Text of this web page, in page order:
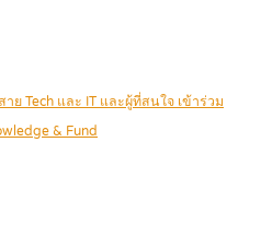
ย Tech และ IT และผู้ที่สนใจ เข้าร่วม
& Fund